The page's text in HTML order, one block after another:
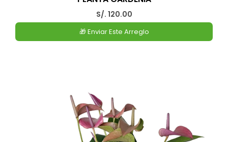
S/. 120.00
🎁 Enviar Este Arreglo